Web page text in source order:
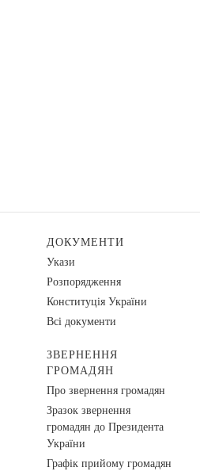
ДОКУМЕНТИ
Укази
Розпорядження
Конституція України
Всі документи
ЗВЕРНЕННЯ
ГРОМАДЯН
Про звернення громадян
Зразок звернення
громадян до Президента
України
Графік прийому громадян